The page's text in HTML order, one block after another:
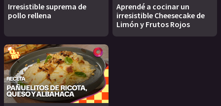
Irresistible suprema de
pollo rellena
Aprendé a cocinar un
irresistible Cheesecake de
Limón y Frutos Rojos